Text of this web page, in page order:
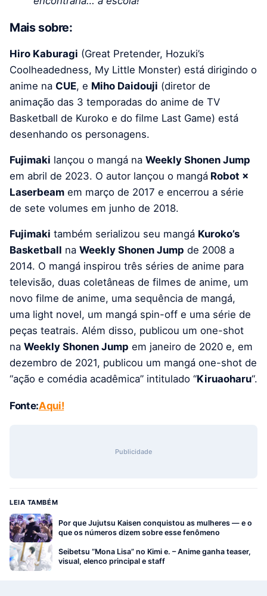
Mais sobre:
Hiro Kaburagi (Great Pretender, Hozuki’s
Coolheadedness, My Little Monster) está dirigindo o
anime na CUE, e Miho Daidouji (diretor de
animação das 3 temporadas do anime de TV
Basketball de Kuroko e do filme Last Game) está
desenhando os personagens.
Fujimaki lançou o mangá na Weekly Shonen Jump
em abril de 2023. O autor lançou o mangá Robot ×
Laserbeam em março de 2017 e encerrou a série
de sete volumes em junho de 2018.
Fujimaki também serializou seu mangá Kuroko’s
Basketball na Weekly Shonen Jump de 2008 a
2014. O mangá inspirou três séries de anime para
televisão, duas coletâneas de filmes de anime, um
novo filme de anime, uma sequência de mangá,
uma light novel, um mangá spin-off e uma série de
peças teatrais. Além disso, publicou um one-shot
na Weekly Shonen Jump em janeiro de 2020 e, em
dezembro de 2021, publicou um mangá one-shot de
“ação e comédia acadêmica” intitulado “Kiruaoharu“.
Fonte:Aqui!
Publicidade
LEIA TAMBÉM
Por que Jujutsu Kaisen conquistou as mulheres — e o
que os números dizem sobre esse fenômeno
Seibetsu “Mona Lisa” no Kimi e. – Anime ganha teaser,
visual, elenco principal e staff